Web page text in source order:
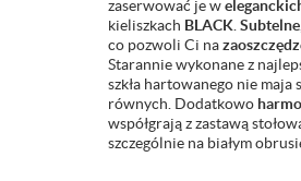
zaserwować je w
kieliszkach BLACK.Subtelne
co pozwoli Ci na
Starannie wykonane z
szkła hartowanego nie maja
równych. Dodatkowo
współgrają z zastawą
szczególnie na białym